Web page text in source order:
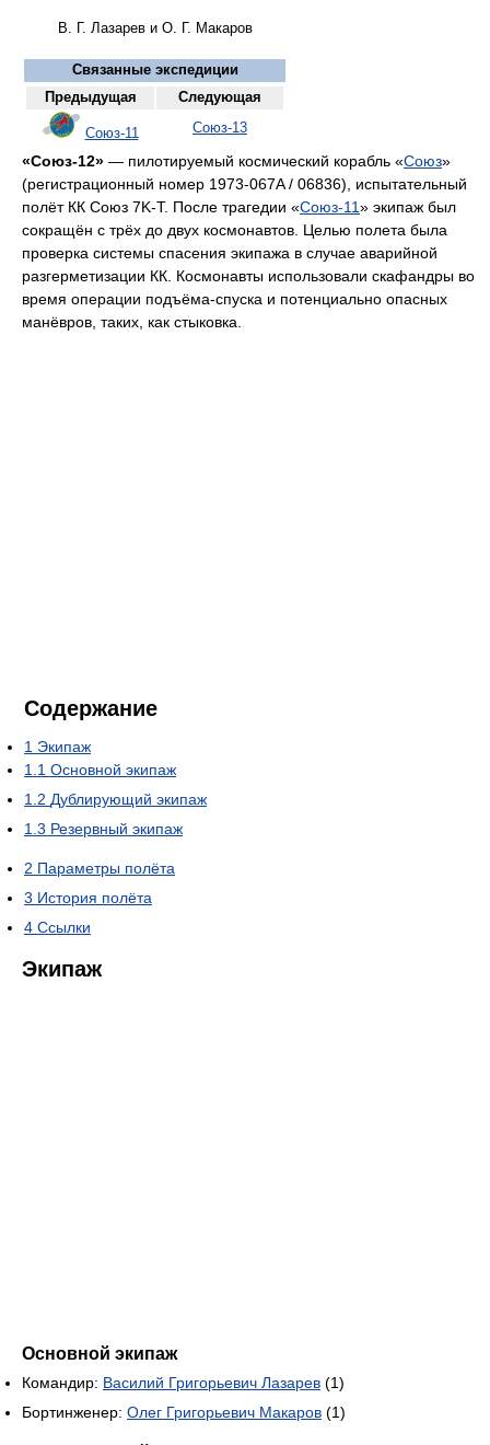
В. Г. Лазарев и О. Г. Макаров
Связанные экспедиции
Предыдущая
Следующая
Союз-11 Союз-13
«Союз-12» — пилотируемый космический корабль «Союз»
(регистрационный номер 1973-067A / 06836), испытательный
полёт КК Союз 7K-T. После трагедии «Союз-11» экипаж был
сокращён с трёх до двух космонавтов. Целью полета была
проверка системы спасения экипажа в случае аварийной
разгерметизации КК. Космонавты использовали скафандры во
время операции подъёма-спуска и потенциально опасных
манёвров, таких, как стыковка.
Содержание
1 Экипаж
1.1 Основной экипаж
1.2 Дублирующий экипаж
1.3 Резервный экипаж
2 Параметры полёта
3 История полёта
4 Ссылки
Экипаж
Основной экипаж
Командир: Василий Григорьевич Лазарев (1)
Бортинженер: Олег Григорьевич Макаров (1)